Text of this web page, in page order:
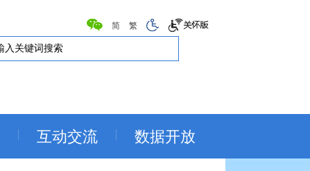
简 繁
互动交流 数据开放